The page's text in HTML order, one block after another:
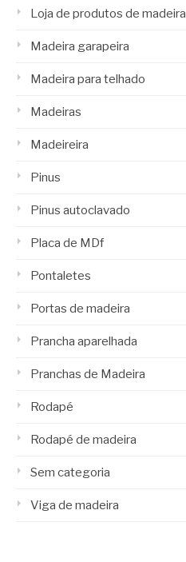
Loja de produtos de madeira
Madeira garapeira
Madeira para telhado
Madeiras
Madeireira
Pinus
Pinus autoclavado
Placa de MDf
Pontaletes
Portas de madeira
Prancha aparelhada
Pranchas de Madeira
Rodapé
Rodapé de madeira
Sem categoria
Viga de madeira